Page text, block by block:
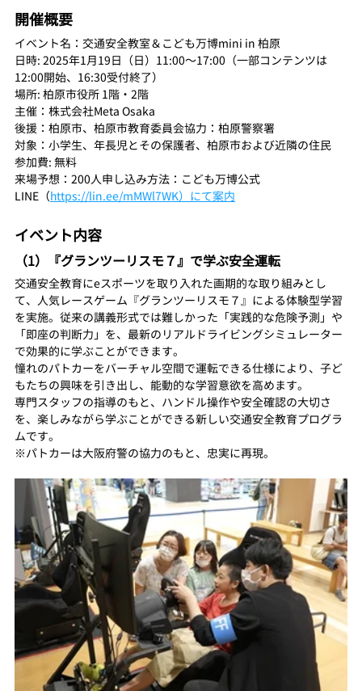
開催概要
イベント名：交通安全教室＆こども万博mini in 柏原
日時: 2025年1月19日（日）11:00～17:00（一部コンテンツは
12:00開始、16:30受付終了）
場所: 柏原市役所 1階・2階
主催：株式会社Meta Osaka
後援：柏原市、柏原市教育委員会協力：柏原警察署
対象：小学生、年長児とその保護者、柏原市および近隣の住民
参加費: 無料
来場予想：200人申し込み方法：こども万博公式
LINE（https://lin.ee/mMWl7WK）にて案内
イベント内容
（1）『グランツーリスモ７』で学ぶ安全運転
交通安全教育にeスポーツを取り入れた画期的な取り組みとし
て、人気レースゲーム『グランツーリスモ７』による体験型学習
を実施。従来の講義形式では難しかった「実践的な危険予測」や
「即座の判断力」を、最新のリアルドライビングシミュレーター
で効果的に学ぶことができます。
憧れのパトカーをバーチャル空間で運転できる仕様により、子ど
もたちの興味を引き出し、能動的な学習意欲を高めます。
専門スタッフの指導のもと、ハンドル操作や安全確認の大切さ
を、楽しみながら学ぶことができる新しい交通安全教育プログラ
ムです。
※パトカーは大阪府警の協力のもと、忠実に再現。